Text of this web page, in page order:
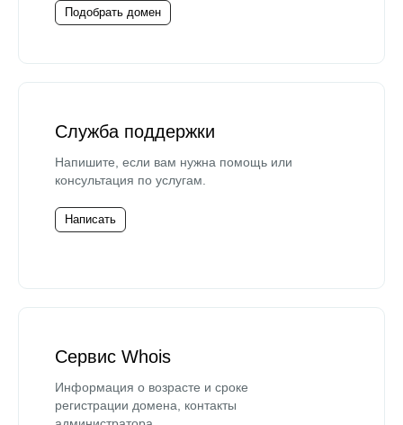
Подобрать домен
Служба поддержки
Напишите, если вам нужна помощь или
консультация по услугам.
Написать
Сервис Whois
Информация о возрасте и сроке
регистрации домена, контакты